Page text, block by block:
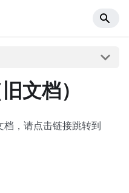
文档）
，请点击链接跳转到